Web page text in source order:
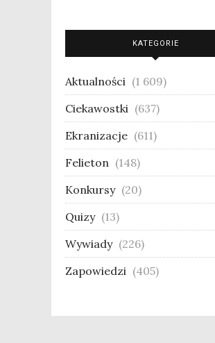
KATEGORIE
Aktualności (1 609)
Ciekawostki (637)
Ekranizacje (611)
Felieton (148)
Konkursy (20)
Quizy (13)
Wywiady (226)
Zapowiedzi (405)